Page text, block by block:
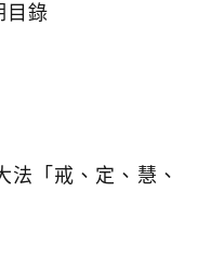
目錄
法「戒、定、慧、